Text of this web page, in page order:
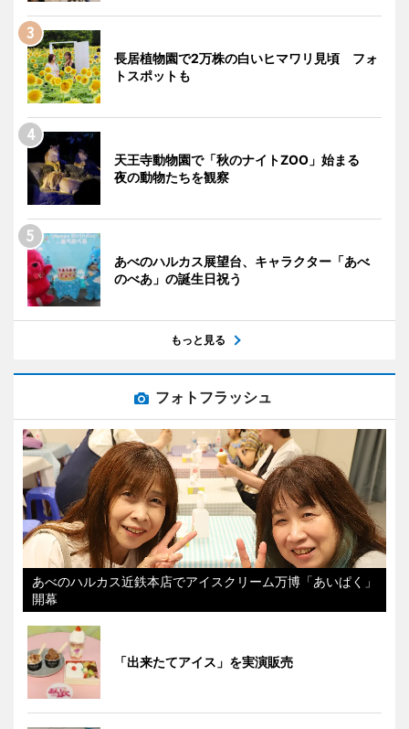
長居植物園で2万株の白いヒマワリ見頃 フォ
トスポットも
天王寺動物園で「秋のナイトZOO」始まる
夜の動物たちを観察
あべのハルカス展望台、キャラクター「あべ
のべあ」の誕生日祝う
もっと見る
フォトフラッシュ
あべのハルカス近鉄本店でアイスクリーム万博「あいぱく」
開幕
「出来たてアイス」を実演販売